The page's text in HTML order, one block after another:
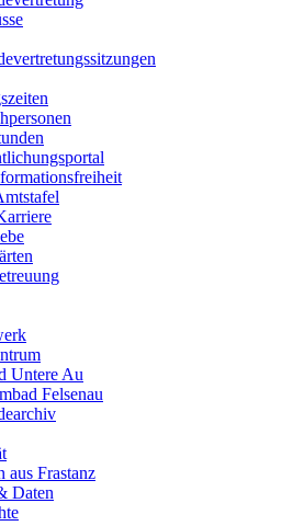
Untere Au
Felsenau
aus Frastanz
Daten